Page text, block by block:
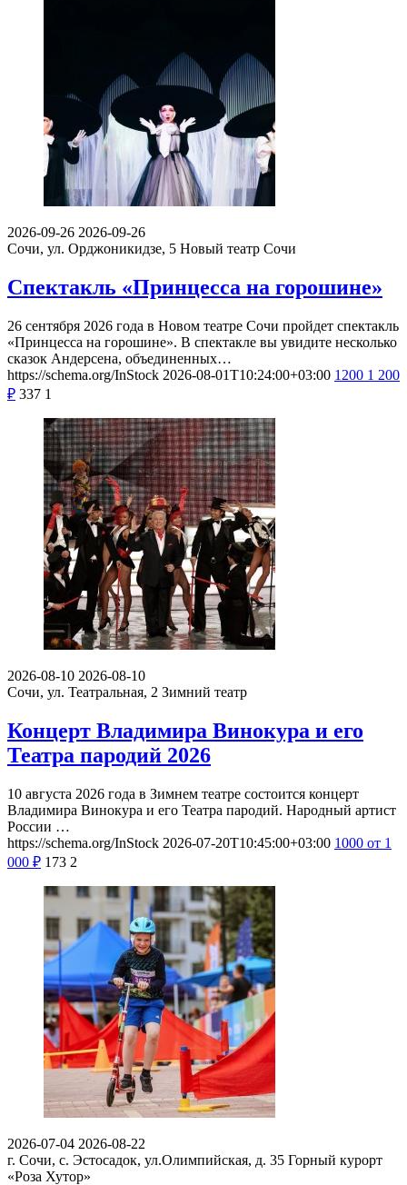
2026-09-26 2026-09-26
Сочи, ул. Орджоникидзе, 5 Новый театр Сочи
Спектакль «Принцесса на горошине»
26 сентября 2026 года в Новом театре Сочи пройдет спектакль
«Принцесса на горошине». В спектакле вы увидите несколько
сказок Андерсена, объединенных…
https://schema.org/InStock 2026-08-01T10:24:00+03:00 1200 1 200
₽ 337 1
2026-08-10 2026-08-10
Сочи, ул. Театральная, 2 Зимний театр
Концерт Владимира Винокура и его
Театра пародий 2026
10 августа 2026 года в Зимнем театре состоится концерт
Владимира Винокура и его Театра пародий. Народный артист
России …
https://schema.org/InStock 2026-07-20T10:45:00+03:00 1000 от 1
000 ₽ 173 2
2026-07-04 2026-08-22
г. Сочи, с. Эстосадок, ул.Олимпийская, д. 35 Горный курорт
«Роза Хутор»